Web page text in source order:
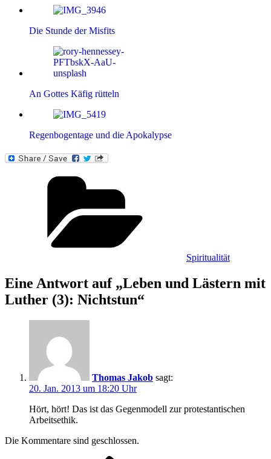
Die Stunde der Misfits
An Gottes Käfig rütteln
Regenbogentage und die Apokalypse
Spiritualität
Eine Antwort auf „Leben und Lästern mit
Luther (3): Nichtstun“
Thomas Jakob sagt:
20. Jan. 2013 um 18:20 Uhr
Hört, hört! Das ist das Gegenmodell zur protestantischen
Arbeitsethik.
Die Kommentare sind geschlossen.